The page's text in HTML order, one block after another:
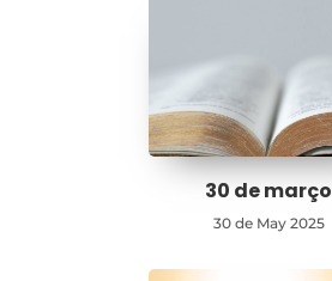
30 de março
30 de May 2025